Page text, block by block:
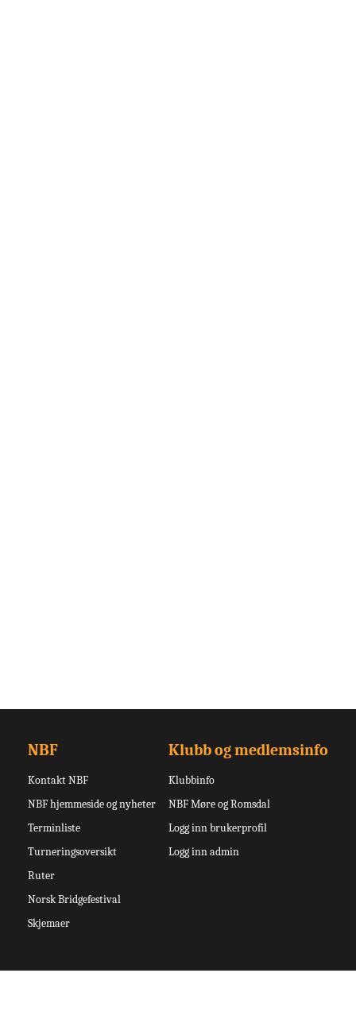
NBF
Kontakt NBF
NBF hjemmeside og nyheter
Terminliste
Turneringsoversikt
Ruter
Norsk Bridgefestival
Skjemaer
Klubb og medlemsinfo
Klubbinfo
NBF Møre og Romsdal
Logg inn brukerprofil
Logg inn admin